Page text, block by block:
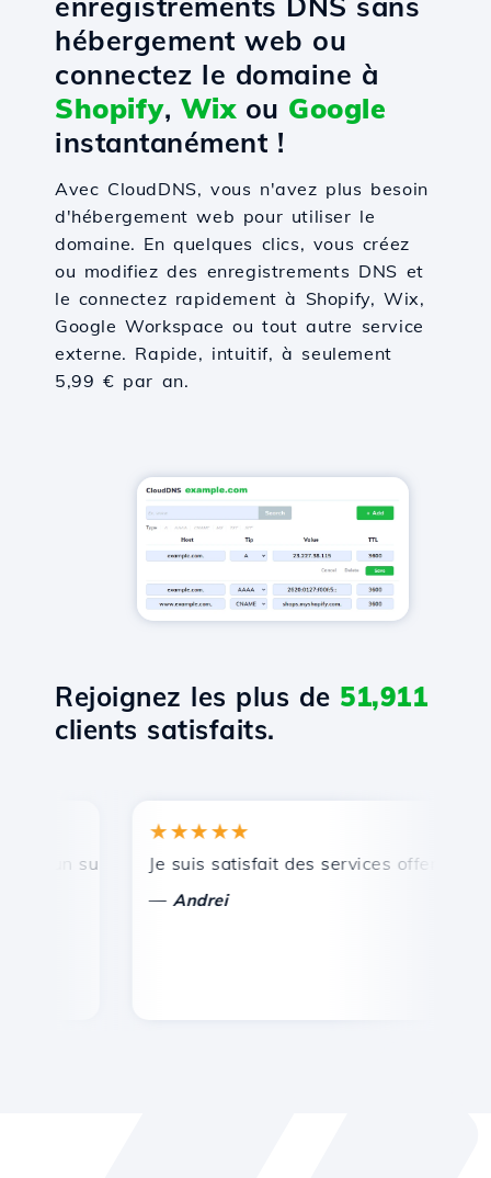
hébergement web ou
connectez le domaine à
Shopify, Wixou Google
instantanément !
Avec CloudDNS, vous n'avez plus besoin
d'hébergement web pour utiliser le
domaine. En quelques clics, vous créez
ou modifiez des enregistrements DNS et
le connectez rapidement à Shopify, Wix,
Google Workspace ou tout autre service
externe. Rapide, intuitif, à seulement
5,99 € par an.
Rejoignez les plus de 51,911
clients satisfaits.
un support technique rapide et efficace.
★★★★★
Je suis satisfait des services offerts par
Andrei